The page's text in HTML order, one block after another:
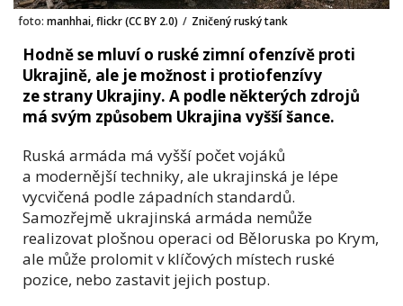
foto: manhhai, flickr (CC BY 2.0) / Zničený ruský tank
Hodně se mluví o ruské zimní ofenzívě proti
Ukrajině, ale je možnost i protiofenzívy
ze strany Ukrajiny. A podle některých zdrojů
má svým způsobem Ukrajina vyšší šance.
Ruská armáda má vyšší počet vojáků
a modernější techniky, ale ukrajinská je lépe
vycvičená podle západních standardů.
Samozřejmě ukrajinská armáda nemůže
realizovat plošnou operaci od Běloruska po Krym,
ale může prolomit v klíčových místech ruské
pozice, nebo zastavit jejich postup.